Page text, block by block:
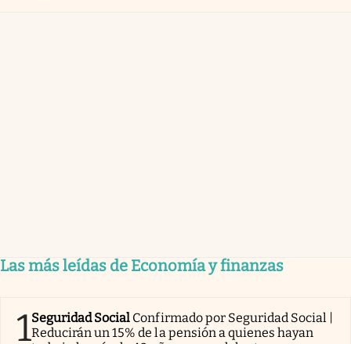
Las más leídas de Economía y finanzas
1Seguridad Social Confirmado por Seguridad Social |
Reducirán un 15% de la pensión a quienes hayan